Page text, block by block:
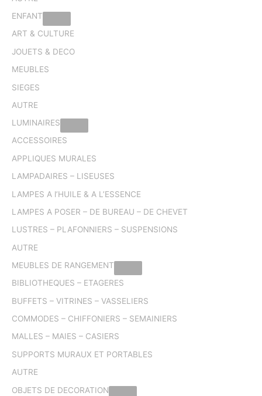
ENFANT
ART & CULTURE
JOUETS & DECO
MEUBLES
SIEGES
AUTRE
LUMINAIRES
ACCESSOIRES
APPLIQUES MURALES
LAMPADAIRES – LISEUSES
LAMPES A l’HUILE & A L’ESSENCE
LAMPES A POSER – DE BUREAU – DE CHEVET
LUSTRES – PLAFONNIERS – SUSPENSIONS
AUTRE
MEUBLES DE RANGEMENT
BIBLIOTHEQUES – ETAGERES
BUFFETS – VITRINES – VASSELIERS
COMMODES – CHIFFONIERS – SEMAINIERS
MALLES – MAIES – CASIERS
SUPPORTS MURAUX ET PORTABLES
AUTRE
OBJETS DE DECORATION